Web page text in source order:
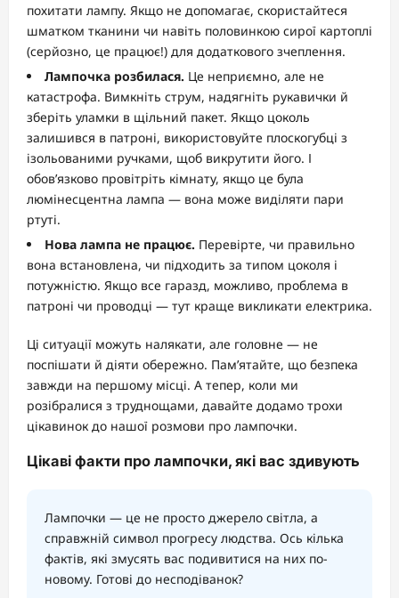
похитати лампу. Якщо не допомагає, скористайтеся
шматком тканини чи навіть половинкою сирої картоплі
(серйозно, це працює!) для додаткового зчеплення.
Лампочка розбилася. Це неприємно, але не
катастрофа. Вимкніть струм, надягніть рукавички й
зберіть уламки в щільний пакет. Якщо цоколь
залишився в патроні, використовуйте плоскогубці з
ізольованими ручками, щоб викрутити його. І
обов’язково провітріть кімнату, якщо це була
люмінесцентна лампа — вона може виділяти пари
ртуті.
Нова лампа не працює. Перевірте, чи правильно
вона встановлена, чи підходить за типом цоколя і
потужністю. Якщо все гаразд, можливо, проблема в
патроні чи проводці — тут краще викликати електрика.
Ці ситуації можуть налякати, але головне — не
поспішати й діяти обережно. Пам’ятайте, що безпека
завжди на першому місці. А тепер, коли ми
розібралися з труднощами, давайте додамо трохи
цікавинок до нашої розмови про лампочки.
Цікаві факти про лампочки, які вас здивують
Лампочки — це не просто джерело світла, а
справжній символ прогресу людства. Ось кілька
фактів, які змусять вас подивитися на них по-
новому. Готові до несподіванок?